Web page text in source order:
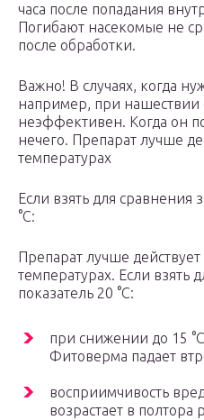
часа после попадания
Погибают насекомые не
после обработки.
Важно! В случаях, когда
например, при нашествии
неэффективен. Когда он
нечего. Препарат лучше
температурах
Если взять для сравнения
°С:
Препарат лучше
температурах. Если взять
показатель 20 °С:
при снижении до 15
Фитоверма падает
восприимчивость
возрастает в полтора